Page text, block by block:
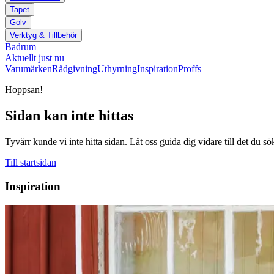
Tapet
Golv
Verktyg & Tillbehör
Badrum
Aktuellt just nu
VarumärkenRådgivningUthyrningInspirationProffs
Hoppsan!
Sidan kan inte hittas
Tyvärr kunde vi inte hitta sidan. Låt oss guida dig vidare till det du
Till startsidan
Inspiration